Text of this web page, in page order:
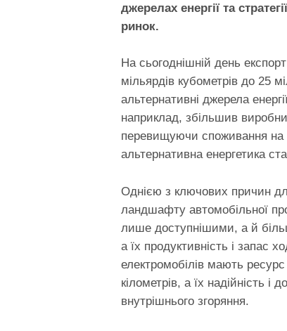
джерелах енергії та
ринок.
На сьогоднішній день
мільярдів кубометрів до 25
альтернативні джерела
наприклад, збільшив
перевищуючи споживання на
альтернативна енергетика
Однією з ключових причин
ландшафту автомобільної
лише доступнішими, а й
а їх продуктивність і запас
електромобілів мають
кілометрів, а їх надійність і
внутрішнього згоряння.